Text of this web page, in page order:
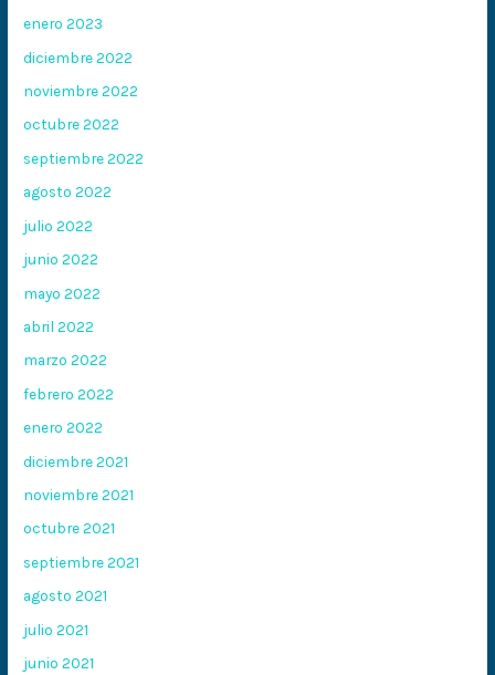
enero 2023
diciembre 2022
noviembre 2022
octubre 2022
septiembre 2022
agosto 2022
julio 2022
junio 2022
mayo 2022
abril 2022
marzo 2022
febrero 2022
enero 2022
diciembre 2021
noviembre 2021
octubre 2021
septiembre 2021
agosto 2021
julio 2021
junio 2021